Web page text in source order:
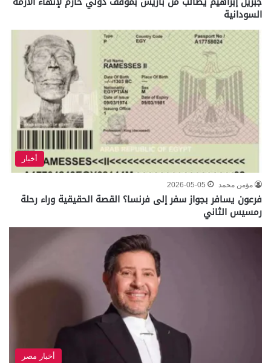
السودانية
أخبار
مؤمن محمد 2026-05-05
فرعون يسافر بجواز سفر إلى فرنسا؟ القصة الحقيقية وراء رحلة
رمسيس الثاني
أخبار مصر